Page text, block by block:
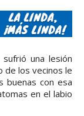
una lesión
de los vecinos le
buenas con esa
en el labio